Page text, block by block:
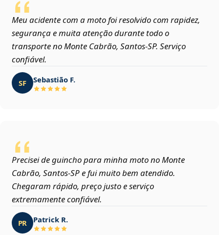
Meu acidente com a moto foi resolvido com rapidez,
segurança e muita atenção durante todo o
transporte no Monte Cabrão, Santos‑SP. Serviço
confiável.
SF Sebastião F.
Precisei de guincho para minha moto no Monte
Cabrão, Santos‑SP e fui muito bem atendido.
Chegaram rápido, preço justo e serviço
extremamente confiável.
PR Patrick R.